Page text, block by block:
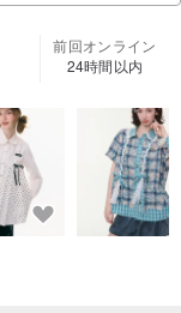
前回オンライン
24時間以内